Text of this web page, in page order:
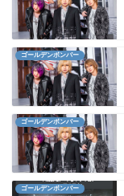
ゴールデンボンバー
ゴールデンボンバー
ゴールデンボンバー